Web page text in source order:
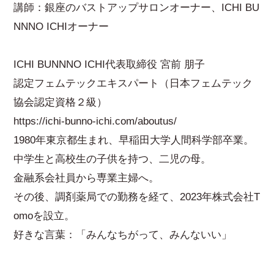
講師：銀座のバストアップサロンオーナー、ICHI BU
NNNO ICHIオーナー
ICHI BUNNNO ICHI代表取締役 宮前 朋子
認定フェムテックエキスパート（日本フェムテック
協会認定資格２級）
https://ichi-bunno-ichi.com/aboutus/
1980年東京都生まれ、早稲田大学人間科学部卒業。
中学生と高校生の子供を持つ、二児の母。
金融系会社員から専業主婦へ。
その後、調剤薬局での勤務を経て、2023年株式会社T
omoを設立。
好きな言葉：「みんなちがって、みんないい」